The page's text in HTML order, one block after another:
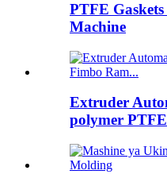
PTFE
Machine
Extruder
polymer